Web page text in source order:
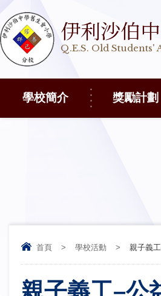
伊利沙伯
Q.E.S. Old
學校簡介 獎勵計劃
首頁 > 學校活動 > 親子義